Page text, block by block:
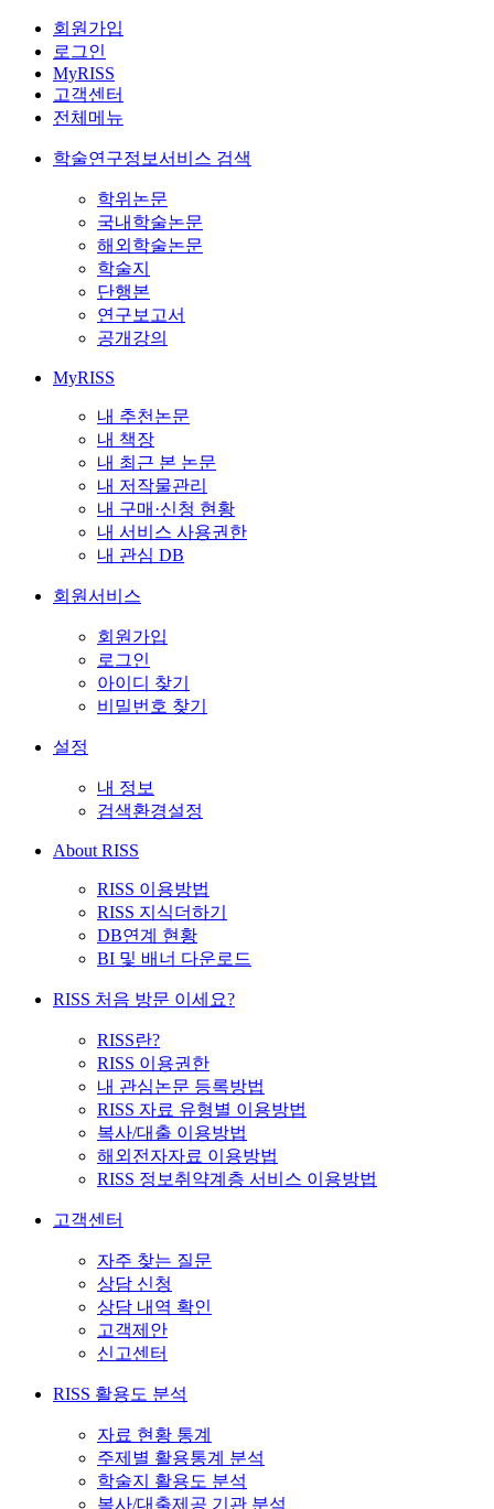
회원가입
로그인
MyRISS
고객센터
전체메뉴
학술연구정보서비스 검색
학위논문
국내학술논문
해외학술논문
학술지
단행본
연구보고서
공개강의
MyRISS
내 추천논문
내 책장
내 최근 본 논문
내 저작물관리
내 구매·신청 현황
내 서비스 사용권한
내 관심 DB
회원서비스
회원가입
로그인
아이디 찾기
비밀번호 찾기
설정
내 정보
검색환경설정
About RISS
RISS 이용방법
RISS 지식더하기
DB연계 현황
BI 및 배너 다운로드
RISS 처음 방문 이세요?
RISS란?
RISS 이용권한
내 관심논문 등록방법
RISS 자료 유형별 이용방법
복사/대출 이용방법
해외전자자료 이용방법
RISS 정보취약계층 서비스 이용방법
고객센터
자주 찾는 질문
상담 신청
상담 내역 확인
고객제안
신고센터
RISS 활용도 분석
자료 현황 통계
주제별 활용통계 분석
학술지 활용도 분석
복사/대출제공 기관 분석